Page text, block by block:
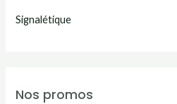
Signalétique
Nos promos